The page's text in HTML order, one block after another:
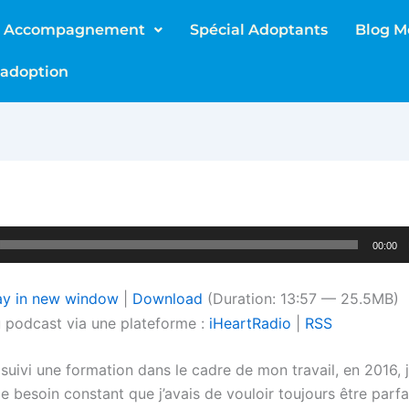
Accompagnement Spécial Adoptants Blog
00:00
in new window Download (Duration: 13:57 — 25.5MB)
podcast via une plateforme : iHeartRadio RSS
une formation dans le cadre de mon travail, en 2016,
besoin constant que j’avais de vouloir toujours être